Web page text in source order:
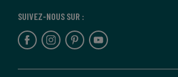
SUIVEZ-NOUS SUR :